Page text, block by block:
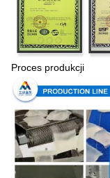
Proces produkcji